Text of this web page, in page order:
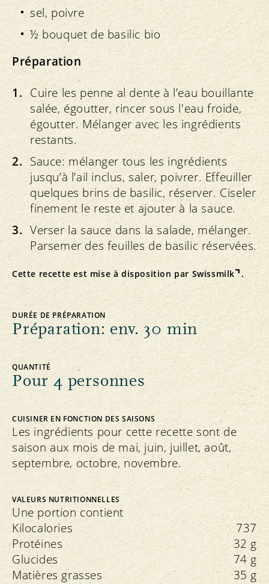
sel, poivre
½ bouquet de basilic bio
Préparation
Cuire les penne al dente à l’eau bouillante
salée, égoutter, rincer sous l'eau froide,
égoutter. Mélanger avec les ingrédients
restants.
Sauce: mélanger tous les ingrédients
jusqu’à l’ail inclus, saler, poivrer. Effeuiller
quelques brins de basilic, réserver. Ciseler
finement le reste et ajouter à la sauce.
Verser la sauce dans la salade, mélanger.
Parsemer des feuilles de basilic réservées.
Cette recette est mise à disposition par Swissmilk .
DURÉE DE PRÉPARATION
Préparation: env. 30 min
QUANTITÉ
Pour 4 personnes
CUISINER EN FONCTION DES SAISONS
Les ingrédients pour cette recette sont de
saison aux mois de mai, juin, juillet, août,
septembre, octobre, novembre.
VALEURS NUTRITIONNELLES
Une portion contient
Kilocalories
737
Protéines
32 g
Glucides
74 g
Matières grasses
35 g